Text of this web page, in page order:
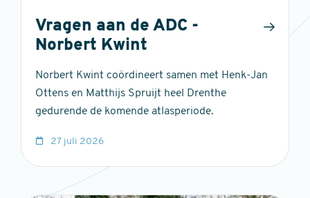
Vragen aan de ADC -
Norbert Kwint
Norbert Kwint coördineert samen met Henk-Jan
Ottens en Matthijs Spruijt heel Drenthe
gedurende de komende atlasperiode.
27 juli 2026